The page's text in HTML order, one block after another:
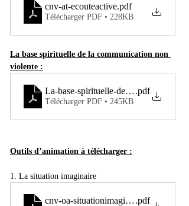
cnv-at-ecouteactive.pdf
Télécharger PDF • 228KB
La base spirituelle de la communication non
violente :
La-base-spirituelle-de-la-.pdf
Télécharger PDF • 245KB
Outils d’animation à télécharger :
1. La situation imaginaire
cnv-oa-situationimaginaire.pdf